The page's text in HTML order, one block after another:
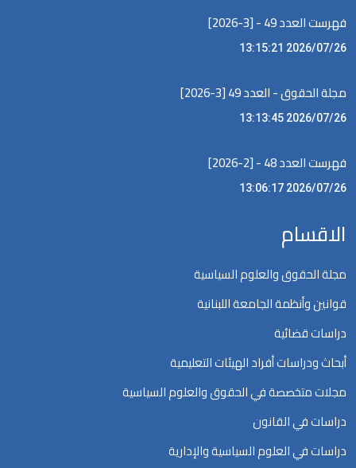
فهرست العدد 49 - [3-2026]
2026/07/26 13:15:21
مجلة الحقوق - العدد 49 [3-2026]
2026/07/26 13:13:45
فهرست العدد 48 - [2-2026]
2026/07/26 13:06:17
الاقسام
مجلة الحقوق والعلوم السياسية
قوانين وأنظمة الجامعة اللبنانية
دراسات قضائية
أبحاث ودراسات أفراد الهيئات التعليمية
مجلات متخصصة في الحقوق والعلوم السياسية
دراسات في القانون
دراسات في العلوم السياسية والإدارية